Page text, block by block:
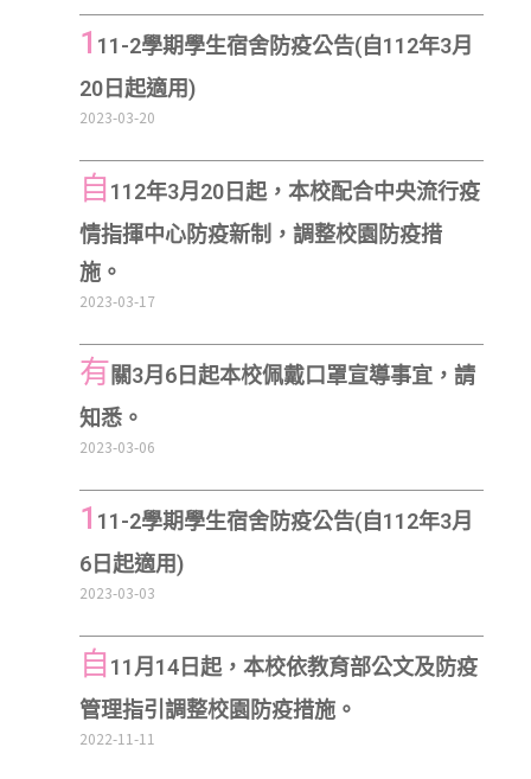
1 11-2學期學生宿舍防疫公告(自112年3月
20日起適用)
2023-03-20
自 112年3月20日起，本校配合中央流行疫
情指揮中心防疫新制，調整校園防疫措
施。
2023-03-17
有關3月6日起本校佩戴口罩宣導事宜，請
知悉。
2023-03-06
1 11-2學期學生宿舍防疫公告(自112年3月
6日起適用)
2023-03-03
自 11月14日起，本校依教育部公文及防疫
管理指引調整校園防疫措施。
2022-11-11